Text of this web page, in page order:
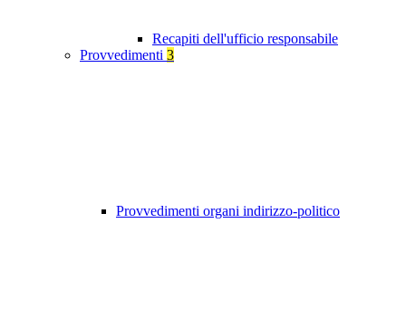
Recapiti dell'ufficio responsabile
Provvedimenti 3
Provvedimenti organi indirizzo-politico